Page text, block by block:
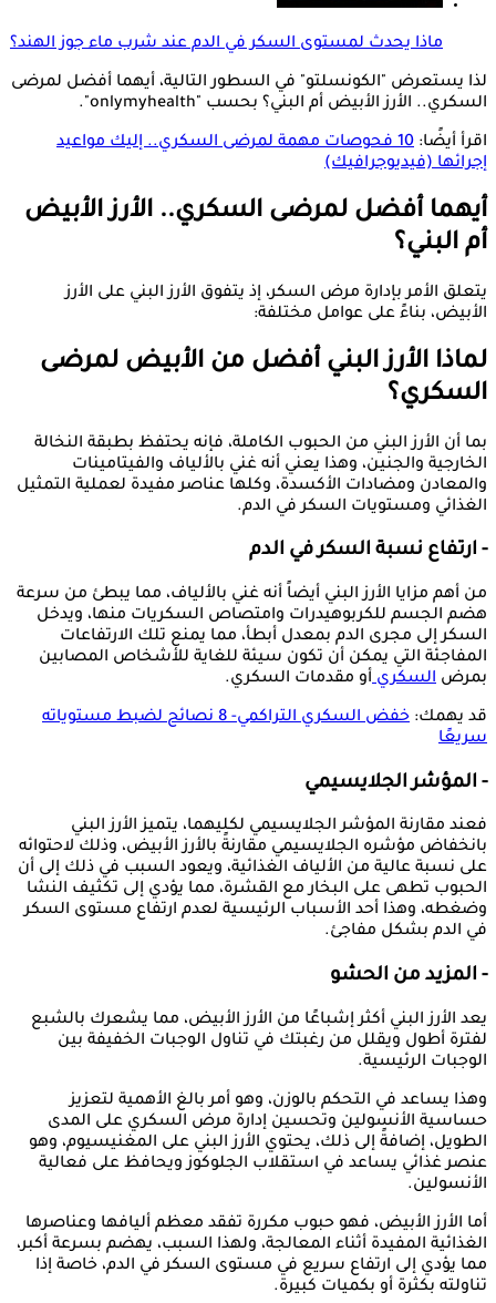
ماذا يحدث لمستوى السكر في الدم عند شرب ماء جوز الهند؟
لذا يستعرض "الكونسلتو" في السطور التالية، أيهما أفضل لمرضى
السكري.. الأرز الأبيض أم البني؟ بحسب "onlymyhealth".
اقرأ أيضًا:
10 فحوصات مهمة لمرضى السكري.. إليك مواعيد
إجرائها (فيديوجرافيك)
أيهما أفضل لمرضى السكري.. الأرز الأبيض
أم البني؟
يتعلق الأمر بإدارة مرض السكر، إذ يتفوق الأرز البني على الأرز
الأبيض، بناءً على عوامل مختلفة:
لماذا الأرز البني أفضل من الأبيض لمرضى
السكري؟
بما أن الأرز البني من الحبوب الكاملة، فإنه يحتفظ بطبقة النخالة
الخارجية والجنين، وهذا يعني أنه غني بالألياف والفيتامينات
والمعادن ومضادات الأكسدة، وكلها عناصر مفيدة لعملية التمثيل
الغذائي ومستويات السكر في الدم.
- ارتفاع نسبة السكر في الدم
من أهم مزايا الأرز البني أيضاً أنه غني بالألياف، مما يبطئ من سرعة
هضم الجسم للكربوهيدرات وامتصاص السكريات منها، ويدخل
السكر إلى مجرى الدم بمعدل أبطأ، مما يمنع تلك الارتفاعات
المفاجئة التي يمكن أن تكون سيئة للغاية للأشخاص المصابين
بمرض السكريأو مقدمات السكري.
قد يهمك:
خفض السكري التراكمي- 8 نصائح لضبط مستوياته
سريعًا
- المؤشر الجلايسيمي
فعند مقارنة المؤشر الجلايسيمي لكليهما، يتميز الأرز البني
بانخفاض مؤشره الجلايسيمي مقارنةً بالأرز الأبيض، وذلك لاحتوائه
على نسبة عالية من الألياف الغذائية، ويعود السبب في ذلك إلى أن
الحبوب تطهى على البخار مع القشرة، مما يؤدي إلى تكثيف النشا
وضغطه، وهذا أحد الأسباب الرئيسية لعدم ارتفاع مستوى السكر
في الدم بشكل مفاجئ.
- المزيد من الحشو
يعد الأرز البني أكثر إشباعًا من الأرز الأبيض، مما يشعرك بالشبع
لفترة أطول ويقلل من رغبتك في تناول الوجبات الخفيفة بين
الوجبات الرئيسية.
وهذا يساعد في التحكم بالوزن، وهو أمر بالغ الأهمية لتعزيز
حساسية الأنسولين وتحسين إدارة مرض السكري على المدى
الطويل، إضافةً إلى ذلك، يحتوي الأرز البني على المغنيسيوم، وهو
عنصر غذائي يساعد في استقلاب الجلوكوز ويحافظ على فعالية
الأنسولين.
أما الأرز الأبيض، فهو حبوب مكررة تفقد معظم أليافها وعناصرها
الغذائية المفيدة أثناء المعالجة، ولهذا السبب، يهضم بسرعة أكبر،
مما يؤدي إلى ارتفاع سريع في مستوى السكر في الدم، خاصة إذا
تناولته بكثرة أو بكميات كبيرة.